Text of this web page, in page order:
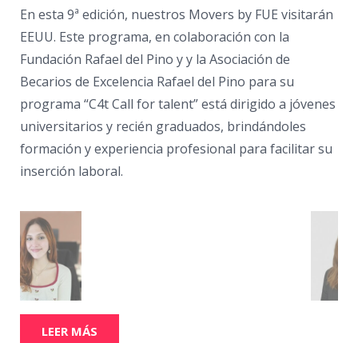
En esta 9ª edición, nuestros Movers by FUE visitarán
EEUU. Este programa, en colaboración con la
Fundación Rafael del Pino y y la Asociación de
Becarios de Excelencia Rafael del Pino para su
programa “C4t Call for talent” está dirigido a jóvenes
universitarios y recién graduados, brindándoles
formación y experiencia profesional para facilitar su
inserción laboral.
LEER MÁS